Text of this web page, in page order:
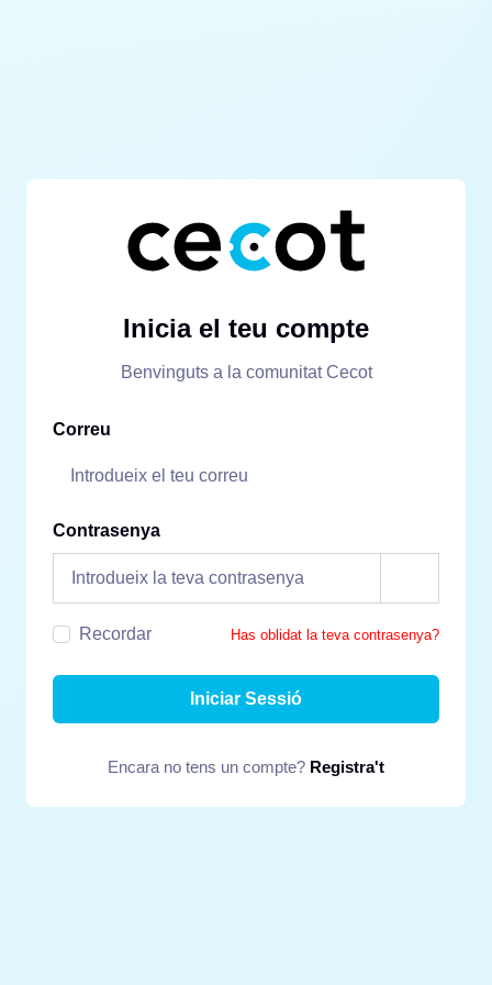
Inicia el teu compte
Benvinguts a la comunitat Cecot
Correu
Contrasenya
Recordar Has oblidat la teva contrasenya?
Iniciar Sessió
Encara no tens un compte? Registra't